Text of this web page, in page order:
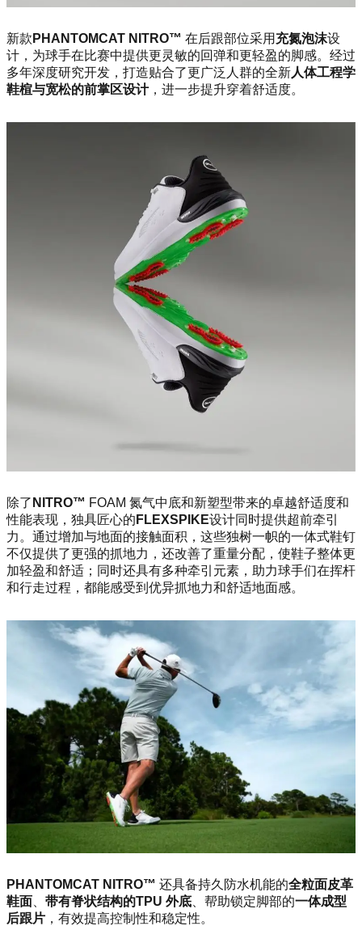
新款 PHANTOMCAT NITRO™ 在后跟部位采用 充氮泡沫设
计，为球手在比赛中提供更灵敏的回弹和更轻盈的脚感。经过
多年深度研究开发，打造贴合了更广泛人群的全新人体工程学
鞋楦与宽松的前掌区设计，进一步提升穿着舒适度。
除了 NITRO™ FOAM 氮气中底和新塑型带来的卓越舒适度和
性能表现，独具匠心的 FLEXSPIKE设计同时提供超前牵引
力。通过增加与地面的接触面积，这些独树一帜的一体式鞋钉
不仅提供了更强的抓地力，还改善了重量分配，使鞋子整体更
加轻盈和舒适；同时还具有多种牵引元素，助力球手们在挥杆
和行走过程，都能感受到优异抓地力和舒适地面感。
PHANTOMCAT NITRO™ 还具备持久防水机能的全粒面皮革
鞋面
带有脊状结构的TPU 外底 、帮助锁定脚部的一体成型
后跟片 ，有效提高控制性和稳定性。